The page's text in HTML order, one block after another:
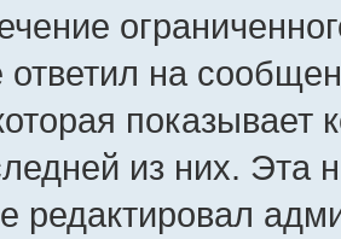
ответил на
показывает
из них. Эта
редактировал